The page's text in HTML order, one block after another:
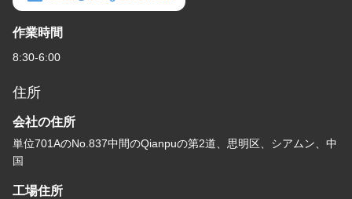
作業時間
8:30-6:00
住所
会社の住所
単位701AのNo.837中間のQianpuの第2道、思明区、シアムン、中
国
工場住所